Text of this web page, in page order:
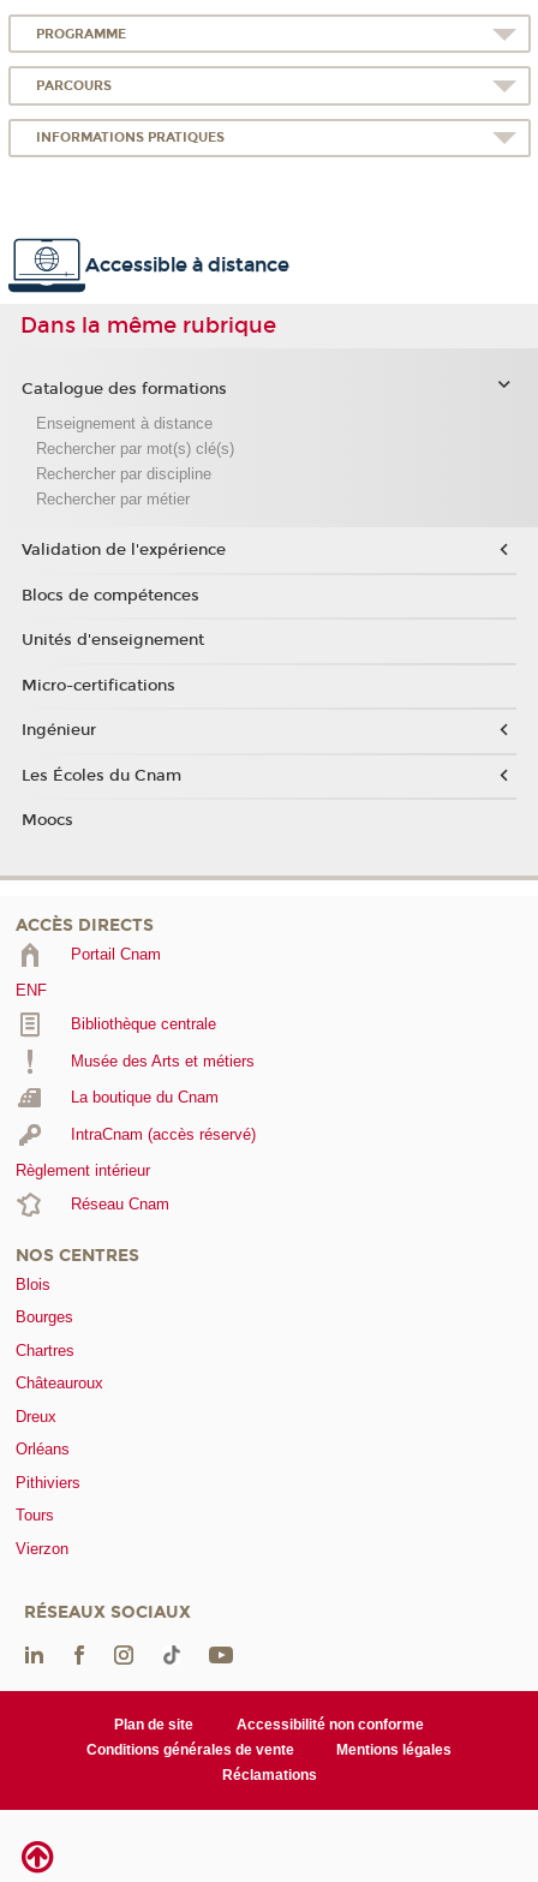
PROGRAMME
PARCOURS
INFORMATIONS PRATIQUES
Accessible à distance
Dans la même rubrique
Catalogue des formations
Enseignement à distance
Rechercher par mot(s) clé(s)
Rechercher par discipline
Rechercher par métier
Validation de l'expérience
Blocs de compétences
Unités d'enseignement
Micro-certifications
Ingénieur
Les Écoles du Cnam
Moocs
ACCÈS DIRECTS
Portail Cnam
ENF
Bibliothèque centrale
Musée des Arts et métiers
La boutique du Cnam
IntraCnam (accès réservé)
Règlement intérieur
Réseau Cnam
NOS CENTRES
Blois
Bourges
Chartres
Châteauroux
Dreux
Orléans
Pithiviers
Tours
Vierzon
RÉSEAUX SOCIAUX
Plan de site
Accessibilité non conforme
Conditions générales de vente
Mentions légales
Réclamations